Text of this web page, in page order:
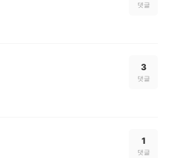
댓글
3
댓글
1
댓글